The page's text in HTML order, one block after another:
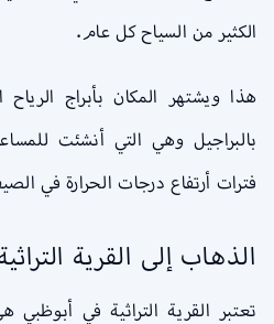
الكثير من السياح كل عام.
هذا ويشتهر المكان بأبراج الرياح
بالبراجيل وهي التي أنشئت
فترات أرتفاع درجات الحرارة في
الذهاب إلى القرية
تعتبر القرية التراثية في